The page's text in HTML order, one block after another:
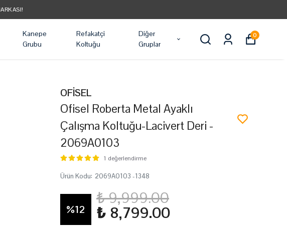
Kanepe
Grubu
Refakatçi
Koltuğu
Diğer
Gruplar
0
OFİSEL
Ofisel Roberta Metal Ayaklı
Çalışma Koltuğu-Lacivert Deri -
2069A0103
1 değerlendirme
Ürün Kodu: 2069A0103 -1348
%12
₺ 9,999.00
₺ 8,799.00